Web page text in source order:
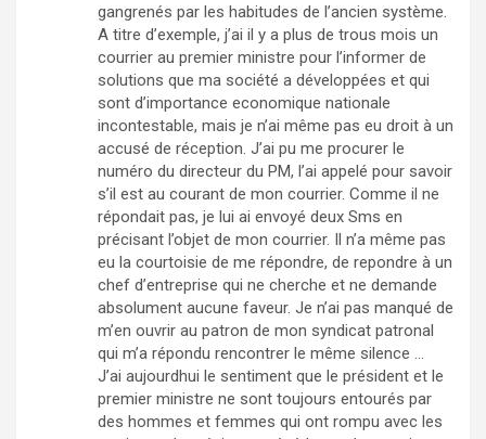
gangrenés par les habitudes de l’ancien système.
A titre d’exemple, j’ai il y a plus de trous mois un
courrier au premier ministre pour l’informer de
solutions que ma société a développées et qui
sont d’importance economique nationale
incontestable, mais je n’ai même pas eu droit à un
accusé de réception. J’ai pu me procurer le
numéro du directeur du PM, l’ai appelé pour savoir
s’il est au courant de mon courrier. Comme il ne
répondait pas, je lui ai envoyé deux Sms en
précisant l’objet de mon courrier. Il n’a même pas
eu la courtoisie de me répondre, de repondre à un
chef d’entreprise qui ne cherche et ne demande
absolument aucune faveur. Je n’ai pas manqué de
m’en ouvrir au patron de mon syndicat patronal
qui m’a répondu rencontrer le même silence …
J’ai aujourdhui le sentiment que le président et le
premier ministre ne sont toujours entourés par
des hommes et femmes qui ont rompu avec les